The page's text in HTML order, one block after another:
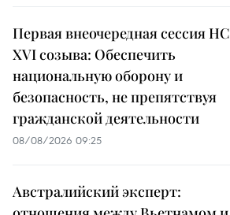
Первая внеочередная сессия НС
XVI созыва: Обеспечить
национальную оборону и
безопасность, не препятствуя
гражданской деятельности
08/08/2026 09:25
Австралийский эксперт: